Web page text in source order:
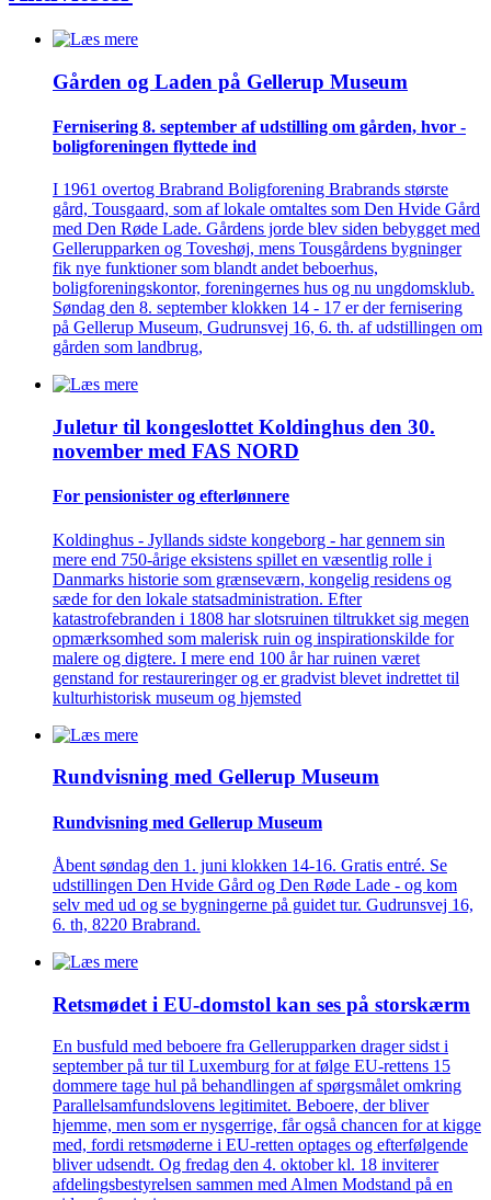
Gården og Laden på Gellerup Museum
Fernisering 8. september af ­udstilling om gården, hvor ­
bolig­foreningen flyttede ind
I 1961 overtog Brabrand Boligforening Brabrands største
gård, Tousgaard, som af lokale omtaltes som Den Hvide Gård
med Den Røde Lade. Gårdens jorde blev siden bebygget med
Gellerupparken og Toveshøj, mens Tousgårdens bygninger
fik nye funktioner som blandt andet beboerhus,
boligforeningskontor, foreningernes hus og nu ungdomsklub.
Søndag den 8. september klokken 14 - 17 er der fernisering
på Gellerup Museum, Gudrunsvej 16, 6. th. af udstillingen om
gården som landbrug,
Juletur til kongeslottet Koldinghus den 30.
november med FAS NORD
For pensionister og efterlønnere
Koldinghus - Jyllands sidste kongeborg - har gennem sin
mere end 750-årige eksistens spillet en væsentlig rolle i
Danmarks historie som grænseværn, kongelig residens og
sæde for den lokale statsadministration. Efter
katastrofebranden i 1808 har slotsruinen tiltrukket sig megen
opmærksomhed som malerisk ruin og inspirationskilde for
malere og digtere. I mere end 100 år har ruinen været
genstand for restaureringer og er gradvist blevet indrettet til
kulturhistorisk museum og hjemsted
Rundvisning med Gellerup Museum
Rundvisning med Gellerup Museum
Åbent søndag den 1. juni klokken 14-16. Gratis entré. Se
udstillingen Den Hvide Gård og Den Røde Lade - og kom
selv med ud og se bygningerne på guidet tur. Gudrunsvej 16,
6. th, 8220 Brabrand.
Retsmødet i EU-domstol kan ses på storskærm
En busfuld med beboere fra Gellerupparken drager sidst i
september på tur til Luxemburg for at følge EU-rettens 15
dommere tage hul på behandlingen af spørgsmålet omkring
Parallelsamfundslovens legitimitet. Beboere, der bliver
hjemme, men som er nysgerrige, får også chancen for at kigge
med, fordi retsmøderne i EU-retten optages og efterfølgende
bliver udsendt. Og fredag den 4. oktober kl. 18 inviterer
afdelingsbestyrelsen sammen med Almen Modstand på en